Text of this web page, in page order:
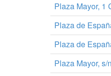
Plaza Mayor, 1
Plaza de
Plaza de
Plaza Mayor,